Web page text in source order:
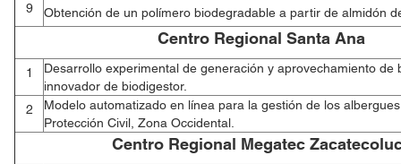
9
Obtención de un polímero biodegradable a partir de almidón
Centro Regional Santa Ana
1
Desarrollo experimental de generación y aprovechamiento de
innovador de biodigestor.
2
Modelo automatizado en línea para la gestión de los
Protección Civil, Zona Occidental.
Centro Regional Megatec